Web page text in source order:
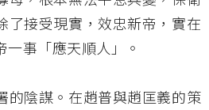
了接受現實，效忠新帝，實在
事「應天順人」。
的陰謀。在趙普與趙匡義的策